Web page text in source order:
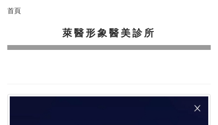
首頁
萊醫形象醫美診所